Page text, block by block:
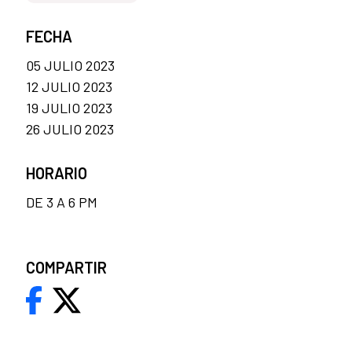
FECHA
05 JULIO 2023
12 JULIO 2023
19 JULIO 2023
26 JULIO 2023
HORARIO
DE 3 A 6 PM
COMPARTIR